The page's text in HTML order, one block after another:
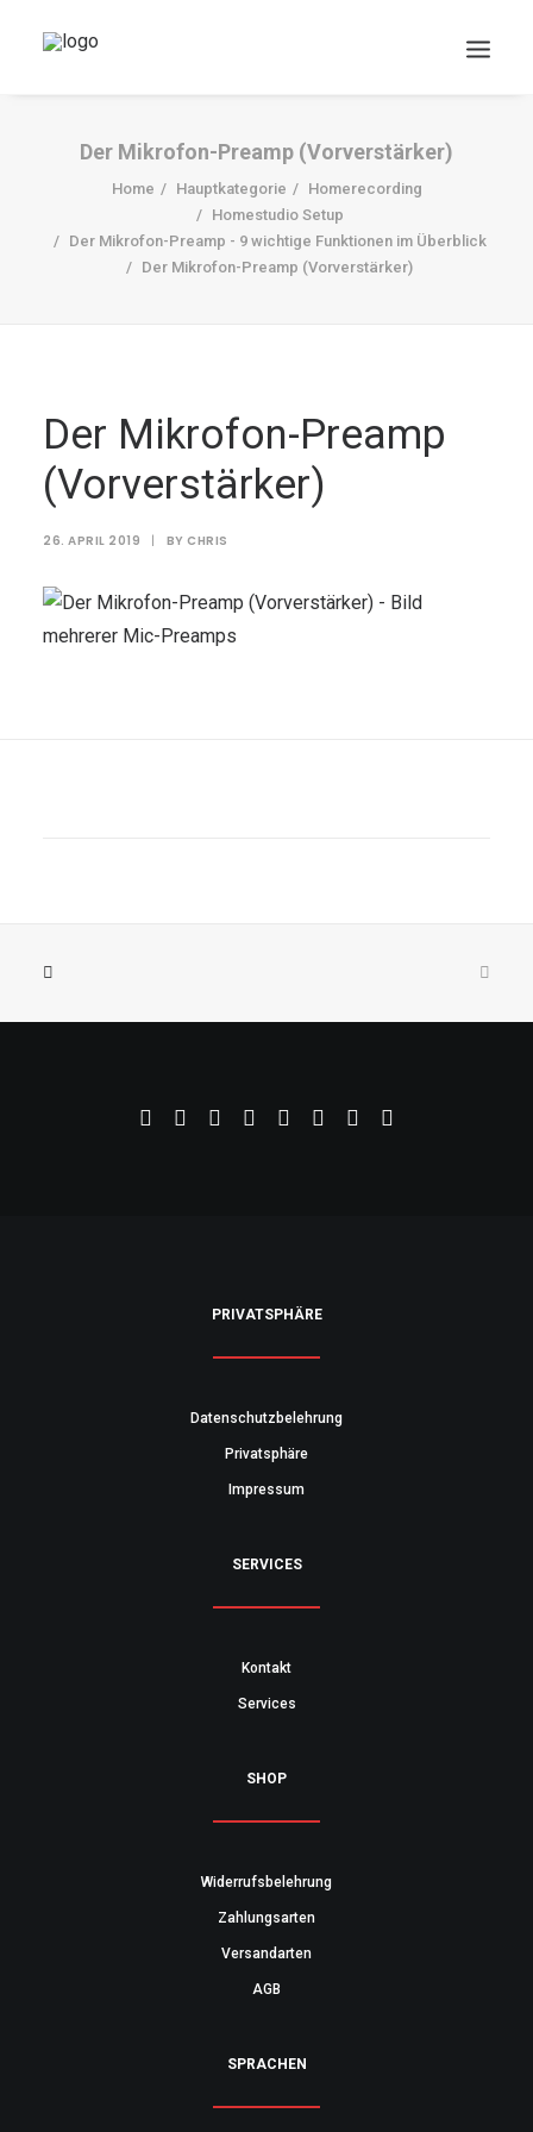
Cart
Der Mikrofon-Preamp (Vorverstärker)
Home Hauptkategorie
Homerecording
Homestudio Setup
Der Mikrofon-Preamp - 9 wichtige Funktionen im Überblick
Der Mikrofon-Preamp (Vorverstärker)
Der Mikrofon-Preamp
(Vorverstärker)
26. APRIL 2019 | BY CHRIS
PRIVATSPHÄRE
Datenschutzbelehrung
Privatsphäre
Impressum
SERVICES
Kontakt
Services
SHOP
Widerrufsbelehrung
Zahlungsarten
Versandarten
AGB
SPRACHEN